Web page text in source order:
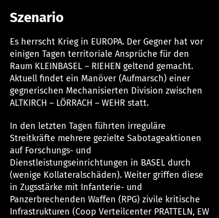
Szenario
Es herrscht Krieg in EUROPA. Der Gegner hat vor
einigen Tagen territoriale Ansprüche für den
Raum KLEINBASEL – RIEHEN geltend gemacht.
Aktuell findet ein Manöver (Aufmarsch) einer
gegnerischen Mechanisierten Division zwischen
ALTKIRCH – LÖRRACH – WEHR statt.
In den letzten Tagen führten irreguläre
Streitkräfte mehrere gezielte Sabotageaktionen
auf Forschungs- und
Dienstleistungseinrichtungen in BASEL durch
(wenige Kollateralschäden). Weiter griffen diese
in Zugsstärke mit Infanterie- und
Panzerbrechenden Waffen (RPG) zivile kritische
Infrastrukturen (Coop Verteilcenter PRATTELN, EW